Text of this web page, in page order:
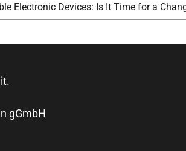
Electronic Devices: Is It Time for a
gGmbH